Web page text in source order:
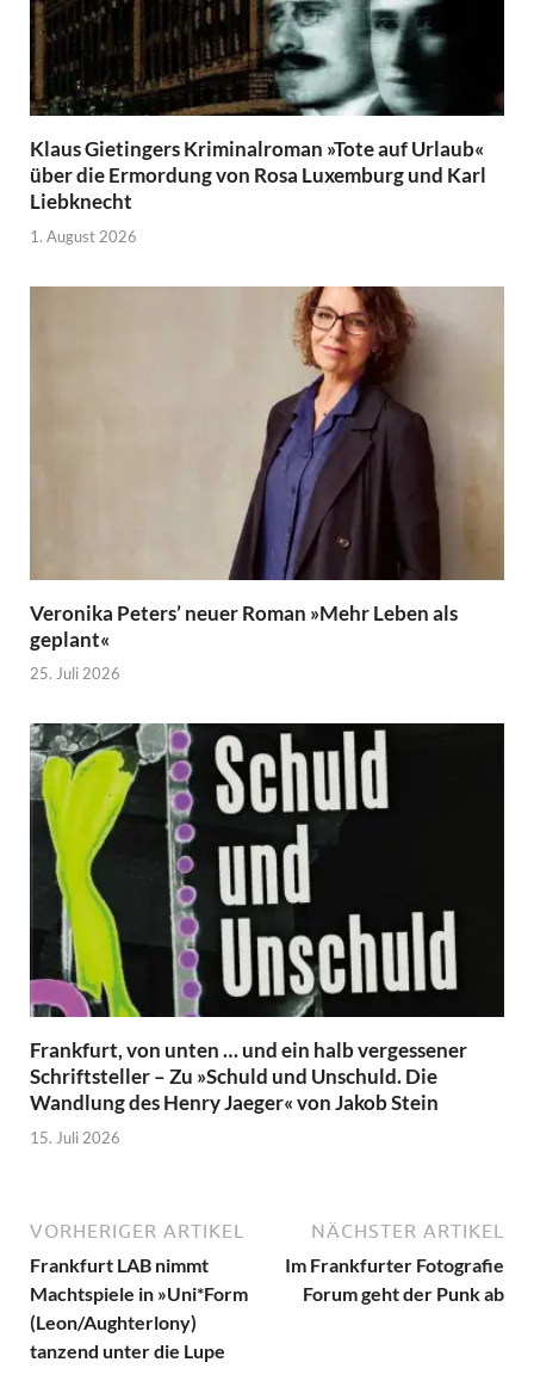
Klaus Gietingers Kriminalroman »Tote auf Urlaub«
über die Ermordung von Rosa Luxemburg und Karl
Liebknecht
1. August 2026
Veronika Peters’ neuer Roman »Mehr Leben als
geplant«
25. Juli 2026
Frankfurt, von unten … und ein halb vergessener
Schriftsteller – Zu »Schuld und Unschuld. Die
Wandlung des Henry Jaeger« von Jakob Stein
15. Juli 2026
VORHERIGER ARTIKEL
Frankfurt LAB nimmt
Machtspiele in »Uni*Form
(Leon/Aughterlony)
tanzend unter die Lupe
NÄCHSTER ARTIKEL
Im Frankfurter Fotografie
Forum geht der Punk ab